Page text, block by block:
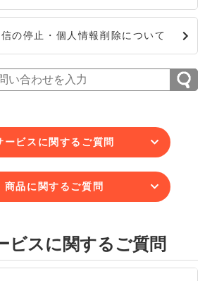
の停止・個人情報削除について
ービスに関するご質問
商品に関するご質問
ビスに関するご質問